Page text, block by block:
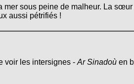
sous peine de malheur. La
aussi pétrifiés !
voir les intersignes - Ar Sinadoù en